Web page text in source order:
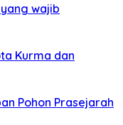
wajib
Kurma dan
Pohon Prasejarah